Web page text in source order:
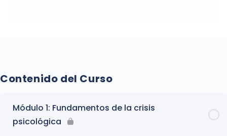
Contenido del Curso
Módulo 1: Fundamentos de la crisis
psicológica